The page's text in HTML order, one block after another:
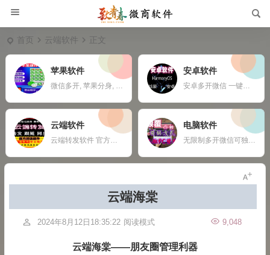
首页 云端软件 正文
苹果软件
微信多开, 苹果分身, ios多开软件, 苹果一键转发,
安卓软件
安卓多开微信 一键转发 自动收款 钉钉定位打卡 任何APP多开定制
云端软件
云端转发软件 官方微信登录 自动跟随 24小时在线抢红包 自动收款 使用须知：您需要有两部手机或者一部手机一台电脑
电脑软件
无限制多开微信可独立同时操作 自动换群一键拉群 支持多群同时爆粉自动换群拉群 免打扰检测僵尸粉僵尸群自动退出 定时群发支持推送名片链接公众号 支持导入手机号添加 修复加群好友功能，无限制添加 新增自动换群自动进群 自动收款自动语音提示 自动通过好友申请
云端海棠
2024年8月12日18:35:22 9,048
阅读模式
云端海棠——朋友圈管理利器